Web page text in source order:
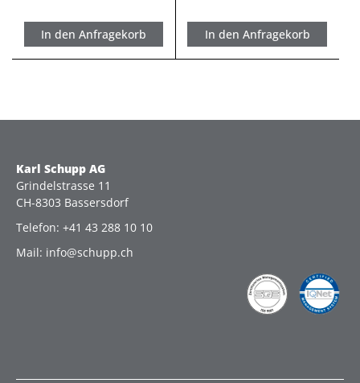
In den Anfragekorb In den Anfragekorb
Karl Schupp AG
Grindelstrasse 11
CH-8303 Bassersdorf
Telefon: +41 43 288 10 10
Mail: info@schupp.ch